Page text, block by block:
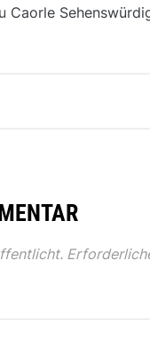
Caorle